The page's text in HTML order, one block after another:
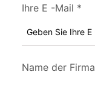
Ihre E -Mail *
Name der Firma